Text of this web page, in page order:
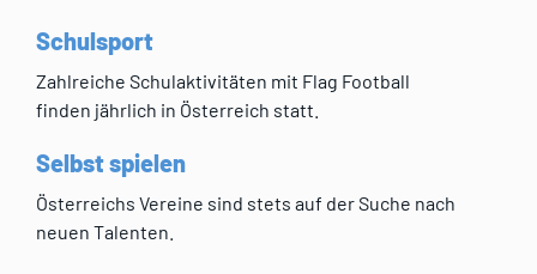
Schulsport
Zahlreiche Schulaktivitäten mit Flag Football
finden jährlich in Österreich statt.
Selbst spielen
Österreichs Vereine sind stets auf der Suche nach
neuen Talenten.